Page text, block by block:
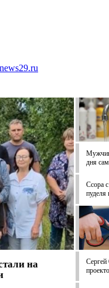
на
дня
Ссора
пуделя
Сергей